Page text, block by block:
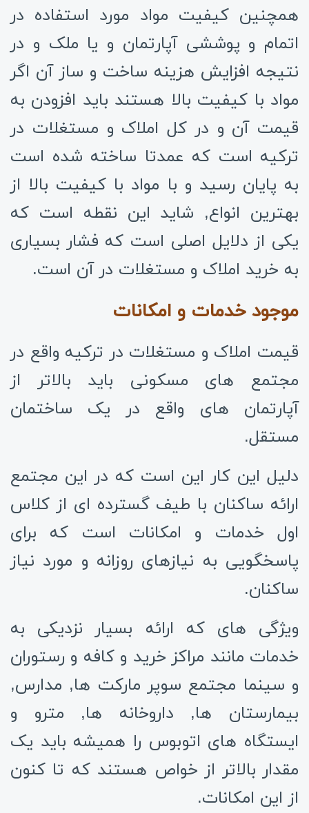
همچنین کیفیت مواد مورد استفاده در
اتمام و پوششی آپارتمان و یا ملک و در
نتیجه افزایش هزینه ساخت و ساز آن اگر
مواد با کیفیت بالا هستند باید افزودن به
قیمت آن و در کل املاک و مستغلات در
ترکیه است که عمدتا ساخته شده است
به پایان رسید و با مواد با کیفیت بالا از
بهترین انواع, شاید این نقطه است که
یکی از دلایل اصلی است که فشار بسیاری
به خرید املاک و مستغلات در آن است.
موجود خدمات و امکانات
قیمت املاک و مستغلات در ترکیه واقع در
مجتمع های مسکونی باید بالاتر از
آپارتمان های واقع در یک ساختمان
مستقل.
دلیل این کار این است که در این مجتمع
ارائه ساکنان با طیف گسترده ای از کلاس
اول خدمات و امکانات است که برای
پاسخگویی به نیازهای روزانه و مورد نیاز
ساکنان.
ویژگی های که ارائه بسیار نزدیکی به
خدمات مانند مراکز خرید و کافه و رستوران
و سینما مجتمع سوپر مارکت ها, مدارس,
بیمارستان ها, داروخانه ها, مترو و
ایستگاه های اتوبوس را همیشه باید یک
مقدار بالاتر از خواص هستند که تا کنون
از این امکانات.